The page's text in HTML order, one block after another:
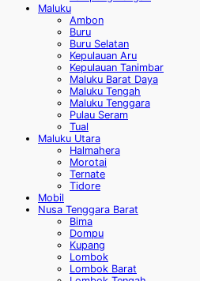
Maluku
Ambon
Buru
Buru Selatan
Kepulauan Aru
Kepulauan Tanimbar
Maluku Barat Daya
Maluku Tengah
Maluku Tenggara
Pulau Seram
Tual
Maluku Utara
Halmahera
Morotai
Ternate
Tidore
Mobil
Nusa Tenggara Barat
Bima
Dompu
Kupang
Lombok
Lombok Barat